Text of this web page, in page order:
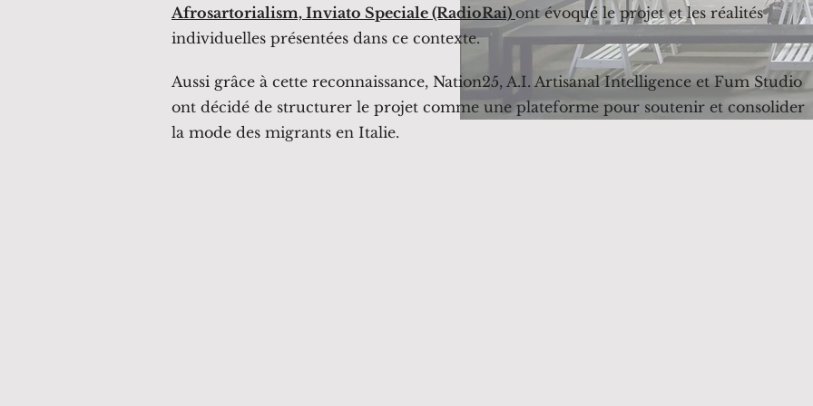
Afrosartorialism, Inviato Speciale (RadioRai) ont évoqué le projet et les réalités
individuelles présentées dans ce contexte.
Aussi grâce à cette reconnaissance, Nation25, A.I. Artisanal Intelligence et Fum Studio
ont décidé de structurer le projet comme une plateforme pour soutenir et consolider
la mode des migrants en Italie.